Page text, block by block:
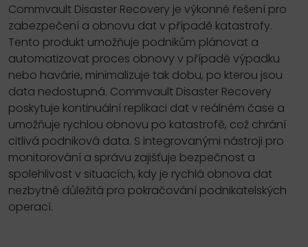
Commvault Disaster Recovery je výkonné řešení pro
zabezpečení a obnovu dat v případě katastrofy.
Tento produkt umožňuje podnikům plánovat a
automatizovat proces obnovy v případě výpadku
nebo havárie, minimalizuje tak dobu, po kterou jsou
data nedostupná. Commvault Disaster Recovery
poskytuje kontinuální replikaci dat v reálném čase a
umožňuje rychlou obnovu po katastrofě, což chrání
citlivá podniková data. S integrovanými nástroji pro
monitorování a správu zajišťuje bezpečnost a
spolehlivost v situacích, kdy je rychlá obnova dat
nezbytně důležitá pro pokračování podnikatelských
operací.